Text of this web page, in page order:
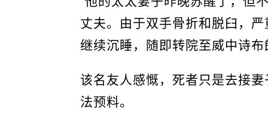
丈夫。由于双手骨折和脱臼，
继续沉睡，随即转院至威中诗
该名友人感慨，死者只是去接
法预料。